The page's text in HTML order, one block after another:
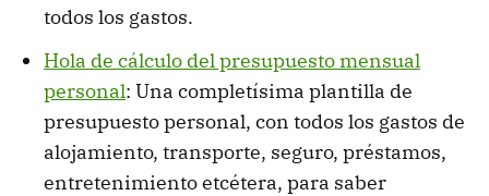
todos los gastos.
Hola de cálculo del presupuesto mensual
personal: Una completísima plantilla de
presupuesto personal, con todos los gastos de
alojamiento, transporte, seguro, préstamos,
entretenimiento etcétera, para saber